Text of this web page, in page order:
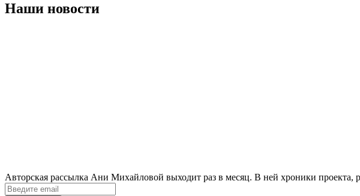
Наши новости
Авторская рассылка Ани Михайловой выходит раз в месяц. В ней хроники